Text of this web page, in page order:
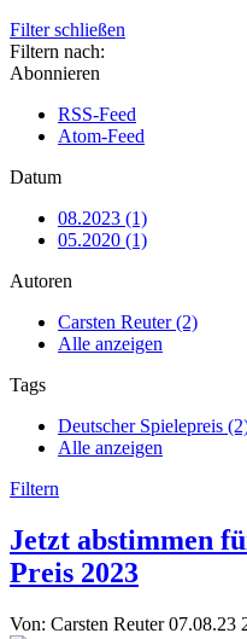
Filter schließen
Filtern nach:
Abonnieren
RSS-Feed
Atom-Feed
Datum
08.2023 (1)
05.2020 (1)
Autoren
Carsten Reuter (2)
Alle anzeigen
Tags
Deutscher Spielepreis
Alle anzeigen
Filtern
Jetzt abstimmen
Preis 2023
Von: Carsten Reuter 07.08.23